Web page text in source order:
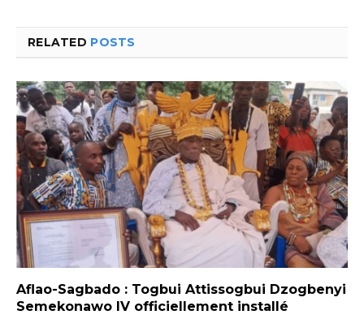
RELATED POSTS
Aflao-Sagbado : Togbui Attissogbui Dzogbenyi
Semekonawo IV officiellement installé